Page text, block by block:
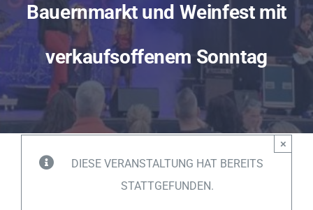
Events
Impressionen
Über uns
Bauernmarkt und Weinfest mit
verkaufsoffenem Sonntag
DIESE VERANSTALTUNG HAT BEREITS
STATTGEFUNDEN.
×